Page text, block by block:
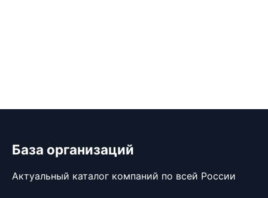
База организаций
Актуальный каталог компаний по всей России